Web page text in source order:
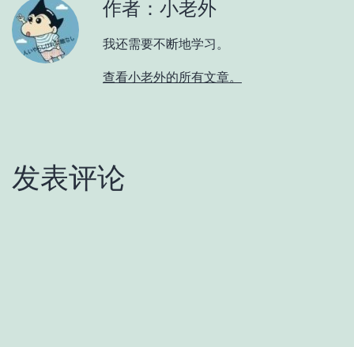
作者：小老外
我还需要不断地学习。
查看小老外的所有文章。
发表评论